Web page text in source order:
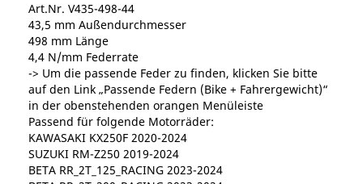
Art.Nr. V435-498-44
43,5 mm Außendurchmesser
498 mm Länge
4,4 N/mm Federrate
-> Um die passende Feder zu finden, klicken Sie bitte
auf den Link „Passende Federn (Bike + Fahrergewicht)“
in der obenstehenden orangen Menüleiste
Passend für folgende Motorräder:
KAWASAKI KX250F 2020-2024
SUZUKI RM-Z250 2019-2024
BETA RR_2T_125_RACING 2023-2024